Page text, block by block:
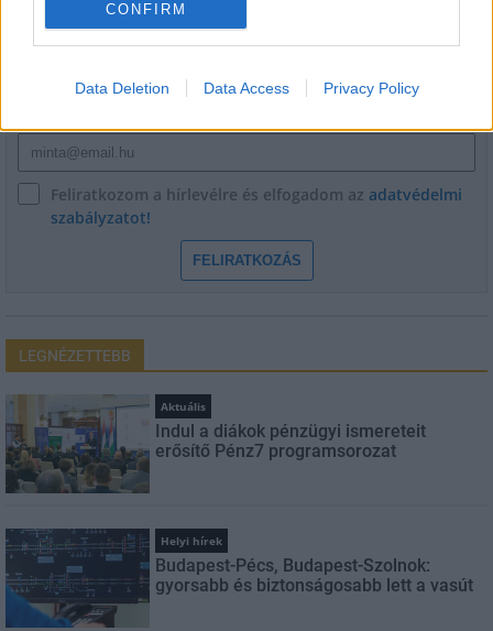
CONFIRM
Data Deletion Data Access Privacy Policy
Név
Feliratkozom a hírlevélre és elfogadom az adatvédelmi
szabályzatot!
FELIRATKOZÁS
LEGNÉZETTEBB
Aktuális
Indul a diákok pénzügyi ismereteit
erősítő Pénz7 programsorozat
Helyi hírek
Budapest-Pécs, Budapest-Szolnok:
gyorsabb és biztonságosabb lett a vasút